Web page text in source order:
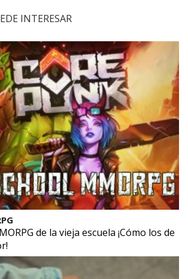
INTERESAR
de la vieja escuela ¡Cómo los de